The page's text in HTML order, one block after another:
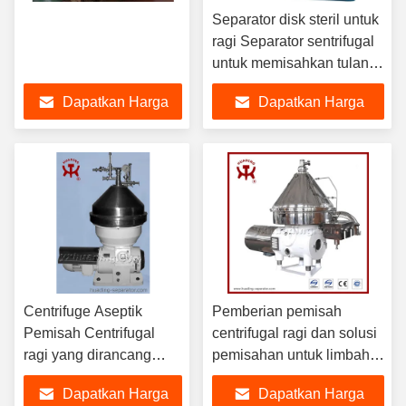
Dapatkan Harga
Separator disk steril untuk
ragi Separator sentrifugal
untuk memisahkan tulang
hewan dan limbah nabati
Dapatkan Harga
Centrifuge Aseptik
Pemisah Centrifugal
ragi yang dirancang
untuk kaldu fermentasi
Dapatkan Harga
Pemberian pemisah
centrifugal ragi dan solusi
pemisahan untuk limbah
makanan dan operasi
finishing massa dengan
Dapatkan Harga